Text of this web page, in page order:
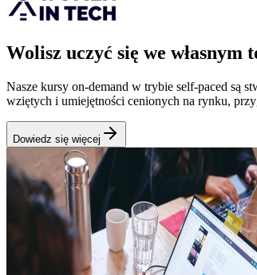
Wolisz uczyć się we własnym
Nasze kursy on‑demand w trybie self‑paced są
wziętych i umiejętności cenionych na rynku,
Dowiedz się więcej